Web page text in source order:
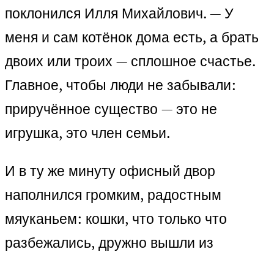
поклонился Илля Михайлович. — У
меня и сам котёнок дома есть, а брать
двоих или троих — сплошное счастье.
Главное, чтобы люди не забывали:
приручённое существо — это не
игрушка, это член семьи.
И в ту же минуту офисный двор
наполнился громким, радостным
мяуканьем: кошки, что только что
разбежались, дружно вышли из